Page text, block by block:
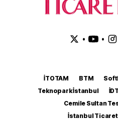
• •
İTOTAM BTM
Teknopark İstanbul
Cemile Sultan
İstanbul